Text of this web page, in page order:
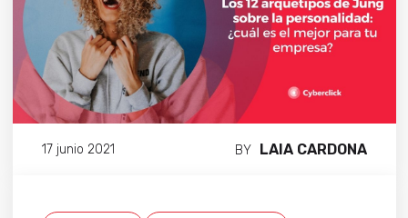
17 junio 2021 BY LAIA CARDONA